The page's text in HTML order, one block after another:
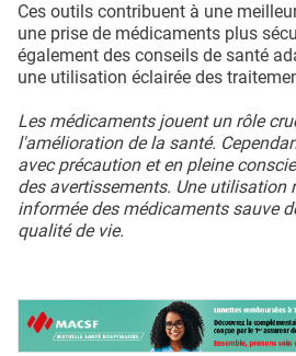
Ces outils contribuent à une
une prise de médicaments plus
également des conseils de santé
une utilisation éclairée des
Les médicaments jouent un rôle
l'amélioration de la santé.
avec précaution et en pleine
des avertissements. Une utilisation
informée des médicaments sauve
qualité de vie.